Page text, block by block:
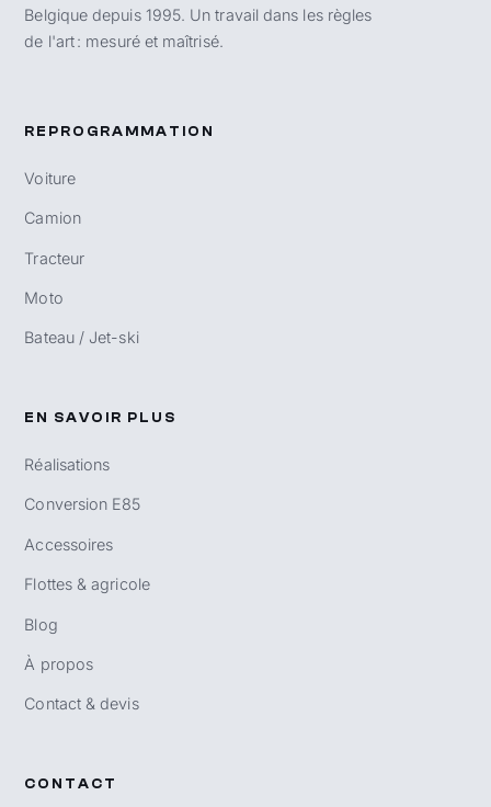
Belgique depuis 1995. Un travail dans les règles
de l'art : mesuré et maîtrisé.
REPROGRAMMATION
Voiture
Camion
Tracteur
Moto
Bateau / Jet-ski
EN SAVOIR PLUS
Réalisations
Conversion E85
Accessoires
Flottes & agricole
Blog
À propos
Contact & devis
CONTACT